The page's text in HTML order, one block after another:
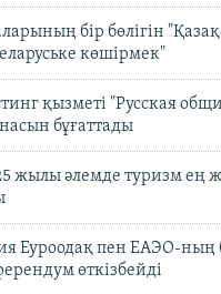
бір бөлігін
көшірмек"
қызметі "Русская
бұғаттады
жылы әлемде туризм ең
Еуроодақ пен ЕАЭО-ның
өткізбейді